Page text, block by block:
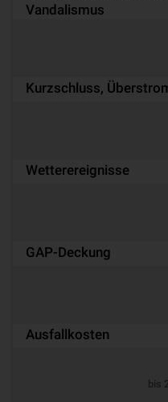
Vandalismus
Kurzschluss,
Wetterereignisse
GAP-Deckung
Ausfallkosten
bis